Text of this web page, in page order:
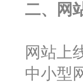
二、网
网站上
中小型